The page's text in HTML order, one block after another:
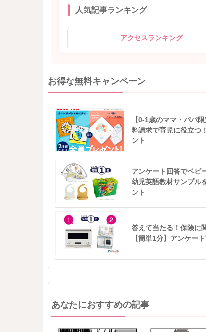
人気記事ランキング
アクセスランキング
お得な無料キャンペーン
【0-1歳のママ・パパ
料請求で育児に役立つ
ント
アンケート回答でベビ
幼児英語教材サンプル
ント
答えて当たる！保険に
【簡単1分】アンケー
あなたにおすすめの記事